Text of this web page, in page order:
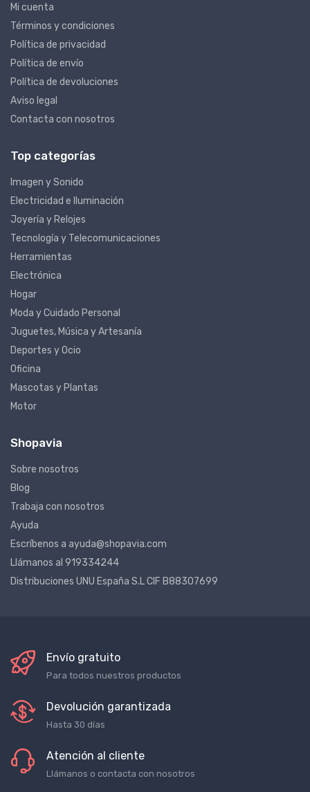
Mi cuenta
Términos y condiciones
Política de privacidad
Política de envío
Política de devoluciones
Aviso legal
Contacta con nosotros
Top categorías
Imagen y Sonido
Electricidad e Iluminación
Joyería y Relojes
Tecnología y Telecomunicaciones
Herramientas
Electrónica
Hogar
Moda y Cuidado Personal
Juguetes, Música y Artesanía
Deportes y Ocio
Oficina
Mascotas y Plantas
Motor
Shopavia
Sobre nosotros
Blog
Trabaja con nosotros
Ayuda
Escríbenos a ayuda@shopavia.com
Llámanos al 919334244
Distribuciones UNU España S.L CIF B88307699
Envío gratuito
Para todos nuestros productos
Devolución garantizada
Hasta 30 días
Atención al cliente
Llámanos o contacta con nosotros